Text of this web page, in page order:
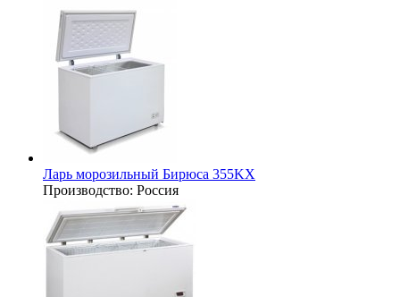
Ларь морозильный Бирюса 355KX
Производство: Россия